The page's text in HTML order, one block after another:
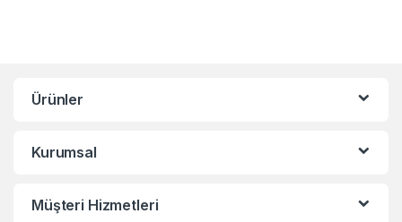
Ürünler
Kurumsal
Müşteri Hizmetleri